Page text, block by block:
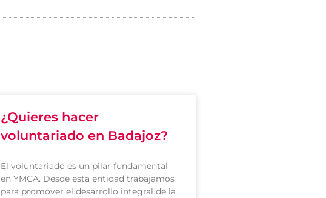
¿Quieres hacer
voluntariado en Badajoz?
El voluntariado es un pilar fundamental
en YMCA. Desde esta entidad trabajamos
para promover el desarrollo integral de la